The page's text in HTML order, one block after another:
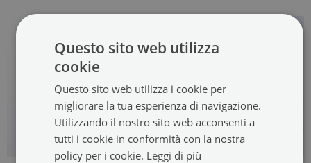
Questo sito web utilizza
cookie
Questo sito web utilizza i cookie per
migliorare la tua esperienza di navigazione.
Utilizzando il nostro sito web acconsenti a
tutti i cookie in conformità con la nostra
policy per i cookie. Leggi di più